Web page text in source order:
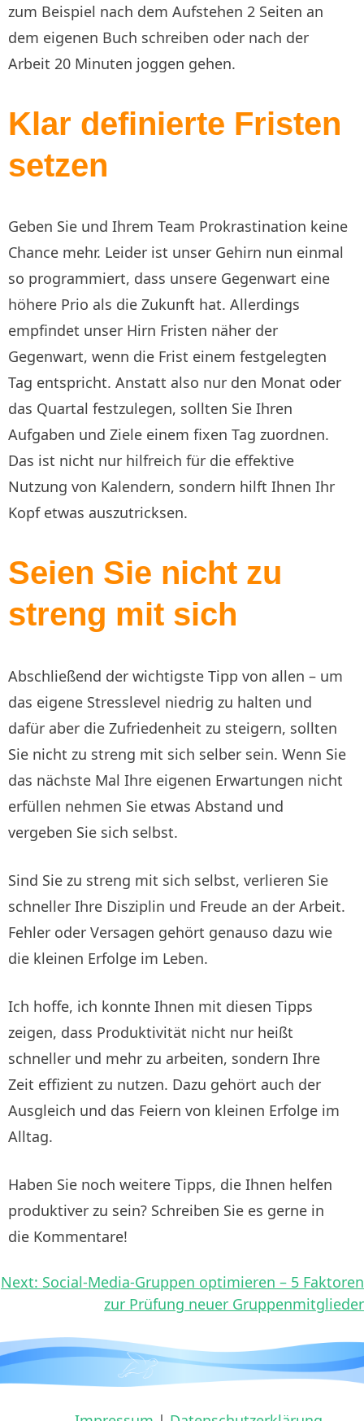
zum Beispiel nach dem Aufstehen 2 Seiten an
dem eigenen Buch schreiben oder nach der
Arbeit 20 Minuten joggen gehen.
Klar definierte Fristen
setzen
Geben Sie und Ihrem Team Prokrastination keine
Chance mehr. Leider ist unser Gehirn nun einmal
so programmiert, dass unsere Gegenwart eine
höhere Prio als die Zukunft hat. Allerdings
empfindet unser Hirn Fristen näher der
Gegenwart, wenn die Frist einem festgelegten
Tag entspricht. Anstatt also nur den Monat oder
das Quartal festzulegen, sollten Sie Ihren
Aufgaben und Ziele einem fixen Tag zuordnen.
Das ist nicht nur hilfreich für die effektive
Nutzung von Kalendern, sondern hilft Ihnen Ihr
Kopf etwas auszutricksen.
Seien Sie nicht zu
streng mit sich
Abschließend der wichtigste Tipp von allen – um
das eigene Stresslevel niedrig zu halten und
dafür aber die Zufriedenheit zu steigern, sollten
Sie nicht zu streng mit sich selber sein. Wenn Sie
das nächste Mal Ihre eigenen Erwartungen nicht
erfüllen nehmen Sie etwas Abstand und
vergeben Sie sich selbst.
Sind Sie zu streng mit sich selbst, verlieren Sie
schneller Ihre Disziplin und Freude an der Arbeit.
Fehler oder Versagen gehört genauso dazu wie
die kleinen Erfolge im Leben.
Ich hoffe, ich konnte Ihnen mit diesen Tipps
zeigen, dass Produktivität nicht nur heißt
schneller und mehr zu arbeiten, sondern Ihre
Zeit effizient zu nutzen. Dazu gehört auch der
Ausgleich und das Feiern von kleinen Erfolge im
Alltag.
Haben Sie noch weitere Tipps, die Ihnen helfen
produktiver zu sein? Schreiben Sie es gerne in
die Kommentare!
Beitragsnavigation
Next: Social-Media-Gruppen optimieren – 5 Faktoren
zur Prüfung neuer Gruppenmitglieder